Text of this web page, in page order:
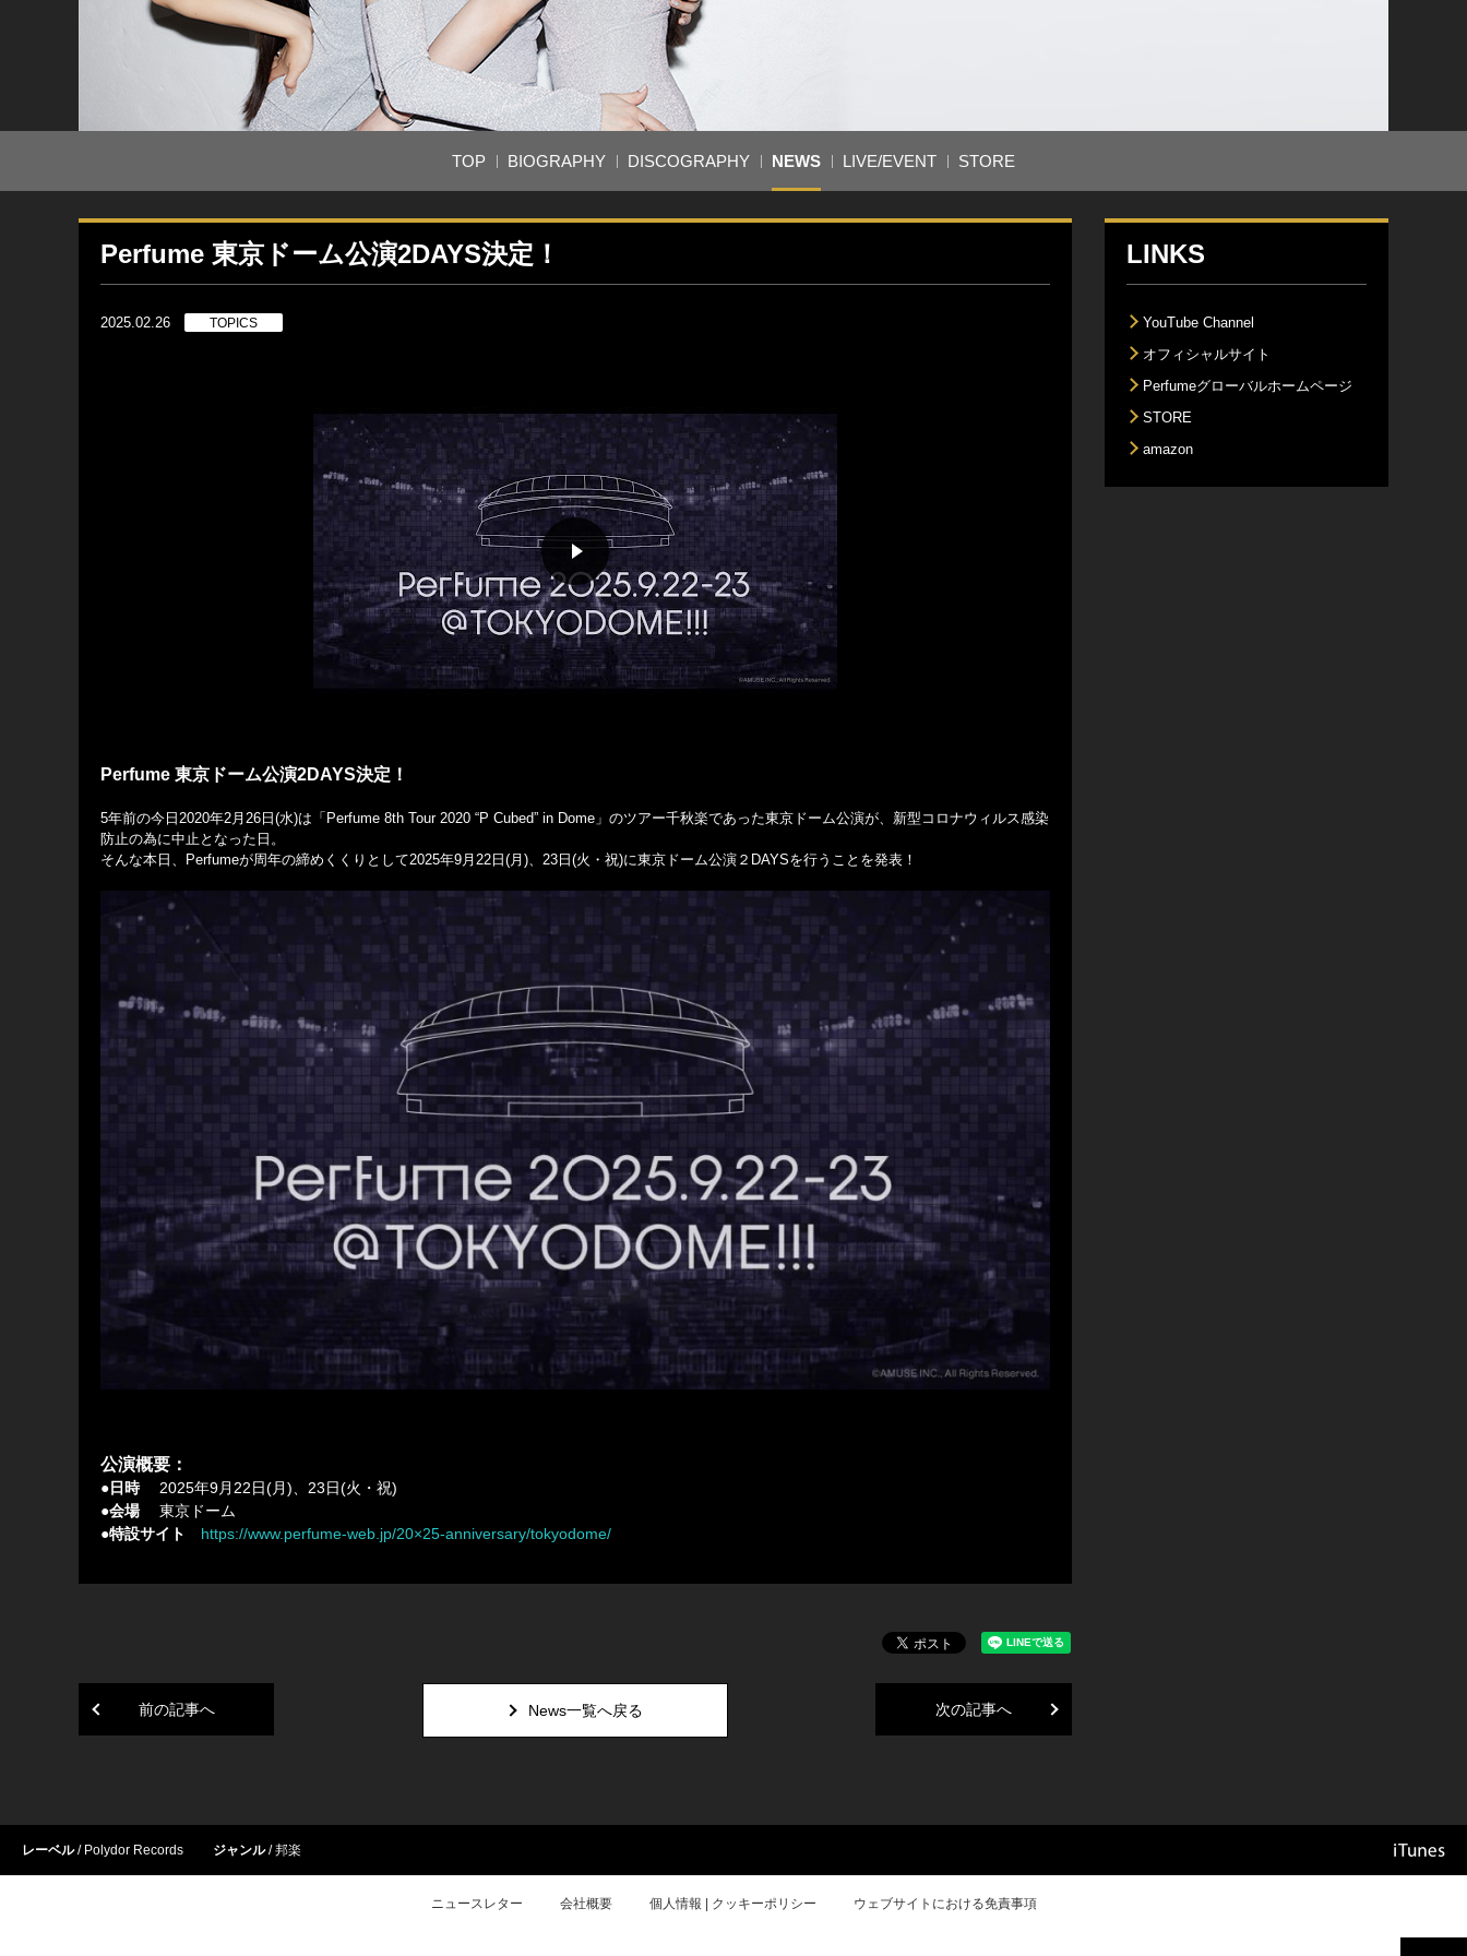
TOP BIOGRAPHY DISCOGRAPHY NEWS LIVE/EVENT STORE
Perfume 東京ドーム公演2DAYS決定！
2025.02.26 TOPICS
Perfume 東京ドーム公演2DAYS決定！
5年前の今日2020年2月26日(水)は「Perfume 8th Tour 2020 “P Cubed” in Dome」のツアー千秋楽であった東京ドーム公演が、新型コロナウィルス感染
防止の為に中止となった日。
そんな本日、Perfumeが周年の締めくくりとして2025年9月22日(月)、23日(火・祝)に東京ドーム公演２DAYSを行うことを発表！
公演概要：
●日時 2025年9月22日(月)、23日(火・祝)
●会場 東京ドーム
●特設サイト https://www.perfume-web.jp/20×25-anniversary/tokyodome/
前の記事へ 次の記事へ
News一覧へ戻る
LINKS
YouTube Channel
オフィシャルサイト
Perfumeグローバルホームページ
STORE
amazon
レーベル Polydor Records ジャンル 邦楽
ニュースレター 会社概要 個人情報 | クッキーポリシー ウェブサイトにおける免責事項